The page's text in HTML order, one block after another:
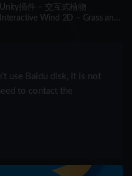
Unity插件 – 交互式植物
Interactive Wind 2D – Grass and
use Baidu disk, it is not
to contact the